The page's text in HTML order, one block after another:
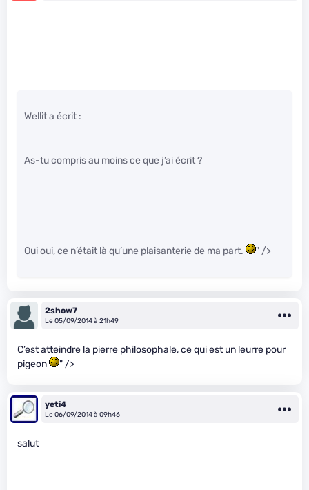
Wellit a écrit :
As-tu compris au moins ce que j’ai écrit ?
Oui oui, ce n’était là qu’une plaisanterie de ma part. " />
2show7
Le 05/09/2014 à 21h49
C’est atteindre la pierre philosophale, ce qui est un leurre pour
pigeon
" />
yeti4
Le 06/09/2014 à 09h46
salut